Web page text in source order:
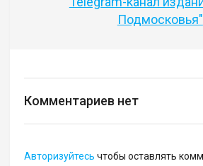
Подмосковья"
Комментариев нет
Авторизуйтесь чтобы оставлять